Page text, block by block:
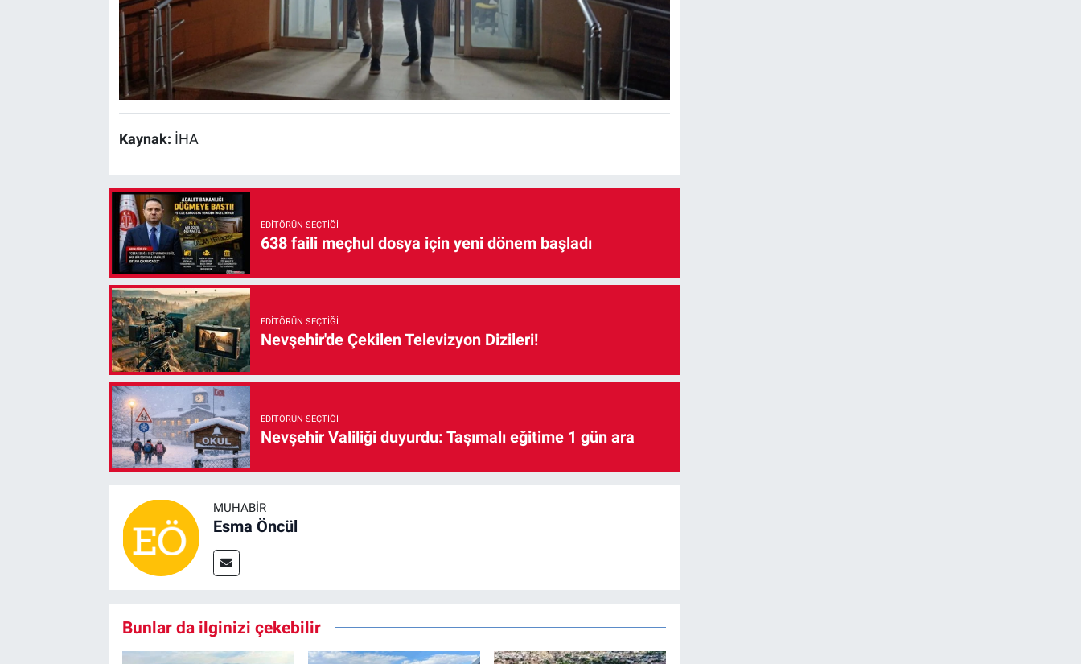
Kaynak: İHA
EDITÖRÜN SEÇTIĞI
638 faili meçhul dosya için yeni dönem başladı
EDITÖRÜN SEÇTIĞI
Nevşehir'de Çekilen Televizyon Dizileri!
EDITÖRÜN SEÇTIĞI
Nevşehir Valiliği duyurdu: Taşımalı eğitime 1 gün ara
MUHABIR
Esma Öncül
Bunlar da ilginizi çekebilir